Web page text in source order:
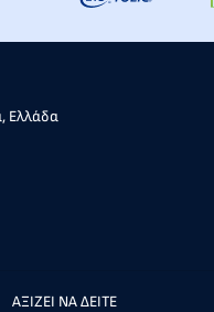
Ελλάδα
AΞΙΖΕΙ ΝΑ ΔΕΙΤΕ